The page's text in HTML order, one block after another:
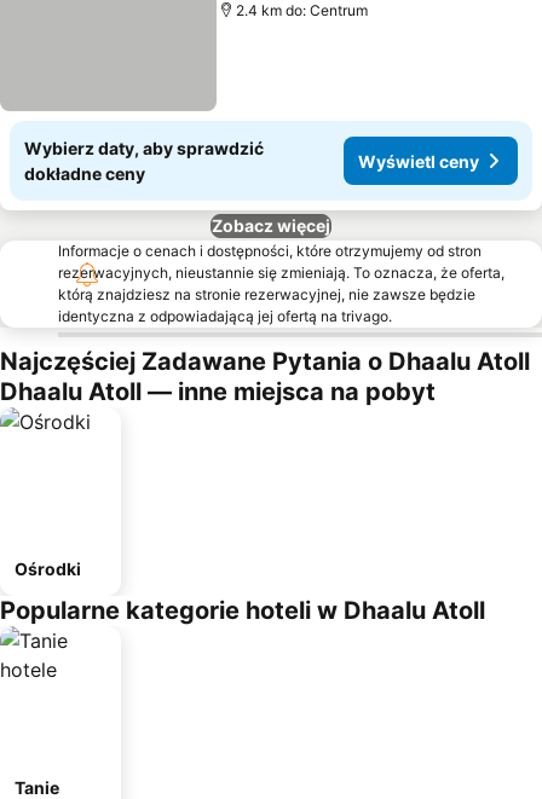
2.4 km do: Centrum
Wybierz daty, aby sprawdzić
dokładne ceny
Wyświetl ceny
Zobacz więcej
Informacje o cenach i dostępności, które otrzymujemy od stron
rezerwacyjnych, nieustannie się zmieniają. To oznacza, że oferta,
którą znajdziesz na stronie rezerwacyjnej, nie zawsze będzie
identyczna z odpowiadającą jej ofertą na trivago.
Najczęściej Zadawane Pytania o Dhaalu Atoll
Dhaalu Atoll — inne miejsca na pobyt
Ośrodki
Popularne kategorie hoteli w Dhaalu Atoll
Tanie